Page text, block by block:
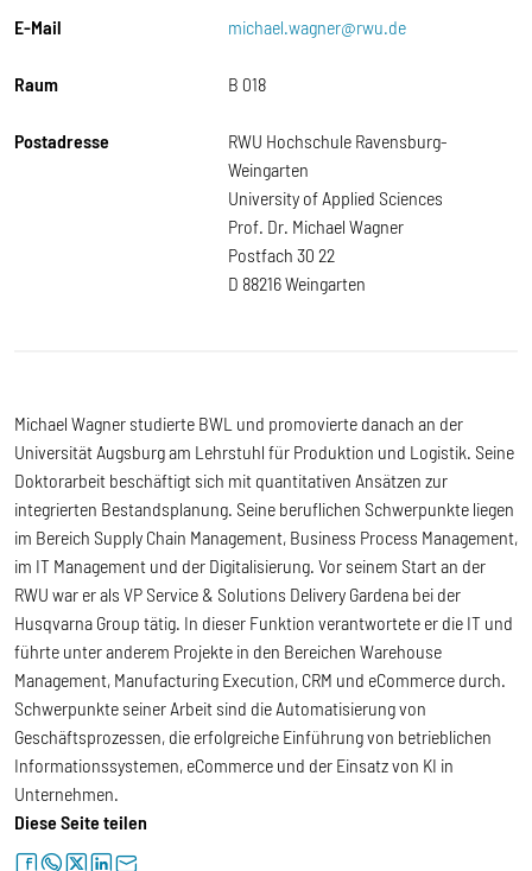
E-Mail michael.wagner@rwu.de
Raum B 018
Postadresse
RWU Hochschule Ravensburg-
Weingarten
University of Applied Sciences
Prof. Dr. Michael Wagner
Postfach 30 22
D 88216 Weingarten
Michael Wagner studierte BWL und promovierte danach an der
Universität Augsburg am Lehrstuhl für Produktion und Logistik. Seine
Doktorarbeit beschäftigt sich mit quantitativen Ansätzen zur
integrierten Bestandsplanung. Seine beruflichen Schwerpunkte liegen
im Bereich Supply Chain Management, Business Process Management,
im IT Management und der Digitalisierung. Vor seinem Start an der
RWU war er als VP Service & Solutions Delivery Gardena bei der
Husqvarna Group tätig. In dieser Funktion verantwortete er die IT und
führte unter anderem Projekte in den Bereichen Warehouse
Management, Manufacturing Execution, CRM und eCommerce durch.
Schwerpunkte seiner Arbeit sind die Automatisierung von
Geschäftsprozessen, die erfolgreiche Einführung von betrieblichen
Informationssystemen, eCommerce und der Einsatz von KI in
Unternehmen.
Diese Seite teilen
facebookwhatsapptwitterlinkedinletter